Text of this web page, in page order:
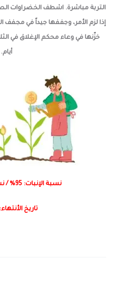
التربة مباشرة. اشطف الخضراوات
إذا لزم الأمر، وجففها جيداً في
أيام.
نسبة الإنبات: 95% / نسبة النقاوة: 99%
تاريخ الأنتهاء: 12/2032